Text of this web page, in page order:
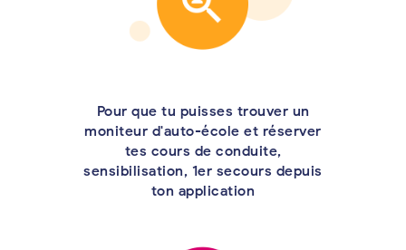
Pour que tu puisses trouver un
moniteur d'auto-école et réserver
tes cours de conduite,
sensibilisation, 1er secours depuis
ton application